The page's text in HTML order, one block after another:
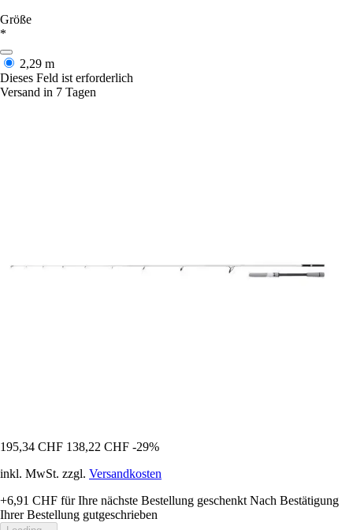
Größe
*
2,29 m
Dieses Feld ist erforderlich
Versand in 7 Tagen
195,34 CHF 138,22 CHF -29%
inkl. MwSt. zzgl. Versandkosten
+6,91 CHF für Ihre nächste Bestellung geschenkt Nach Bestätigung
Ihrer Bestellung gutgeschrieben